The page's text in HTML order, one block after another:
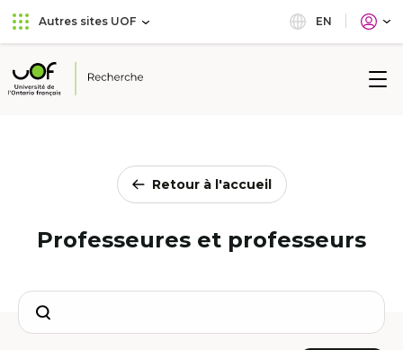
Aller
au
principal
Passer
au
Autres sites UOF EN
Université
Retour à l'accueil
Professeures et professeurs
Search